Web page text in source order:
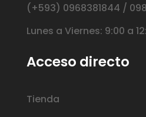
(+593) 0968381844 /
Lunes a Viernes: 9:00 a
Acceso directo
Tienda